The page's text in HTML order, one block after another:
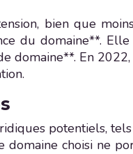
bien que
du domaine**.
domaine**. En
potentiels,
choisi ne